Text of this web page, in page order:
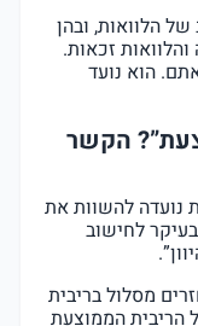
הלוואות, ובהן
זכאות.
הוא נועד
הקשר
נועדה להשוות את
לחישוב
מסלול בריבית
הריבית הממוצעת